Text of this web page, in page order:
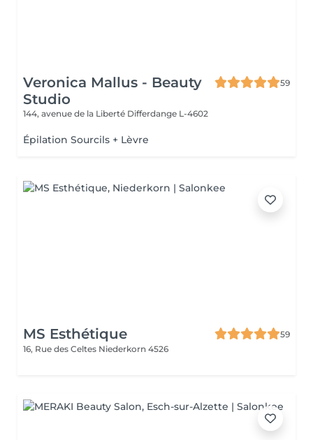
Veronica Mallus - Beauty
Studio
59
144, avenue de la Liberté Differdange L-4602
Épilation Sourcils + Lèvre
MS Esthétique
59
16, Rue des Celtes Niederkorn 4526